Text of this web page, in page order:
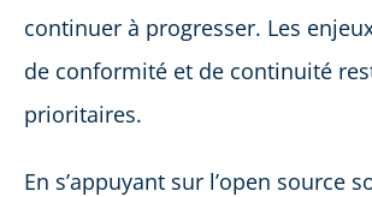
continuer à progresser. Les
de conformité et de continuité
prioritaires.
En s’appuyant sur l’open source